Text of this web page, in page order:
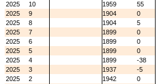
2025
10 1959
55
2025
9 1904
0
2025
8 1904
5
2025
7 1899
0
2025
6 1899
0
2025
5 1899
0
2025
4 1899
-38
2025
3 1937
-5
2025
2 1942
0